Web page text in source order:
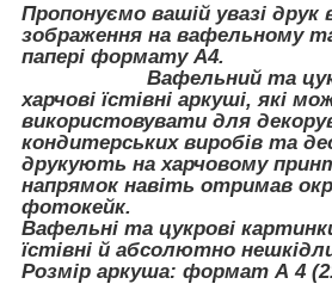
Пропонуємо вашій увазі друк
зображення на вафельному
папері формату А4.
Вафельний та
харчові їстівні аркуші, які
використовувати для
кондитерських виробів та
друкують на харчовому
напрямок навіть отримав
фотокейк.
Вафельні та цукрові
їстівні й абсолютно
Розмір аркуша: формат А 4